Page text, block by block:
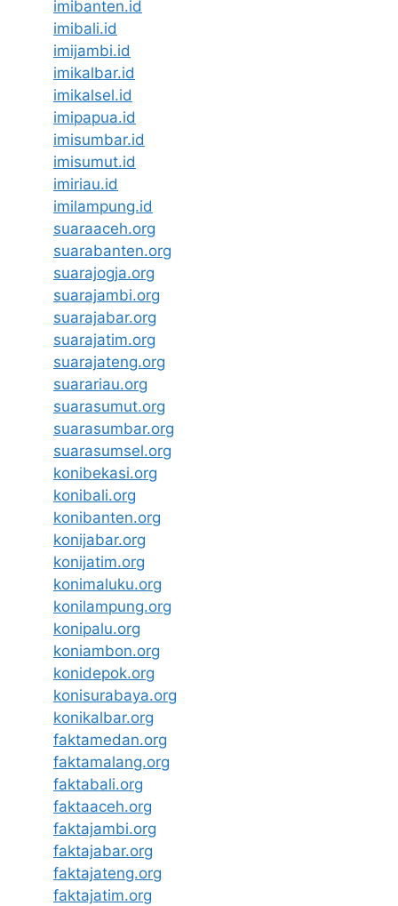
imibanten.id
imibali.id
imijambi.id
imikalbar.id
imikalsel.id
imipapua.id
imisumbar.id
imisumut.id
imiriau.id
imilampung.id
suaraaceh.org
suarabanten.org
suarajogja.org
suarajambi.org
suarajabar.org
suarajatim.org
suarajateng.org
suarariau.org
suarasumut.org
suarasumbar.org
suarasumsel.org
konibekasi.org
konibali.org
konibanten.org
konijabar.org
konijatim.org
konimaluku.org
konilampung.org
konipalu.org
koniambon.org
konidepok.org
konisurabaya.org
konikalbar.org
faktamedan.org
faktamalang.org
faktabali.org
faktaaceh.org
faktajambi.org
faktajabar.org
faktajateng.org
faktajatim.org